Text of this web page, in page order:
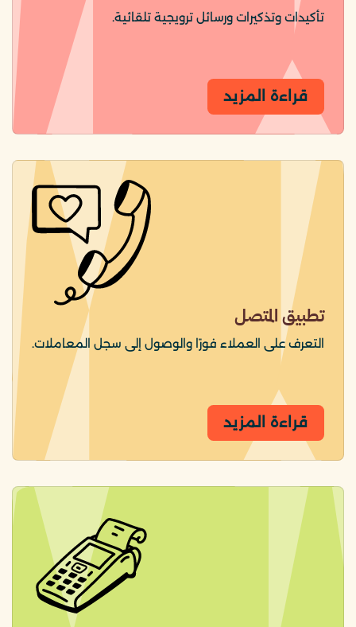
تأكيدات وتذكيرات ورسائل ترويجية تلقائية.
قراءة المزيد
تطبيق المتصل
التعرف على العملاء فورًا والوصول إلى سجل المعاملات.
قراءة المزيد